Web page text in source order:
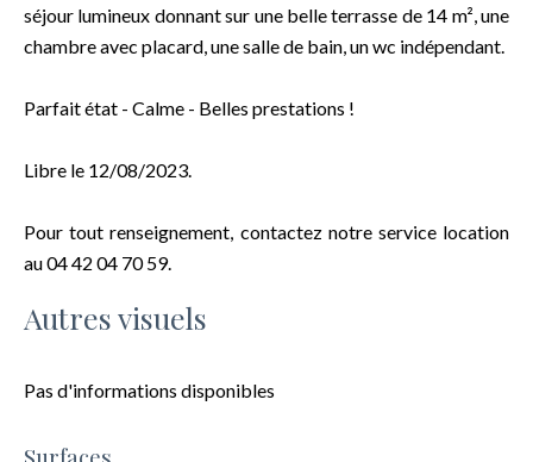
séjour lumineux donnant sur une belle terrasse de 14 m², une
chambre avec placard, une salle de bain, un wc indépendant.
Parfait état - Calme - Belles prestations !
Libre le 12/08/2023.
Pour tout renseignement, contactez notre service location
au 04 42 04 70 59.
Autres visuels
Pas d'informations disponibles